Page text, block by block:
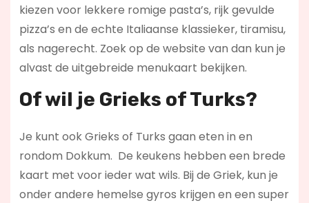
kiezen voor lekkere romige pasta’s, rijk gevulde
pizza’s en de echte Italiaanse klassieker, tiramisu,
als nagerecht. Zoek op de website van dan kun je
alvast de uitgebreide menukaart bekijken.
Of wil je Grieks of Turks?
Je kunt ook Grieks of Turks gaan eten in en
rondom Dokkum. De keukens hebben een brede
kaart met voor ieder wat wils. Bij de Griek, kun je
onder andere hemelse gyros krijgen en een super